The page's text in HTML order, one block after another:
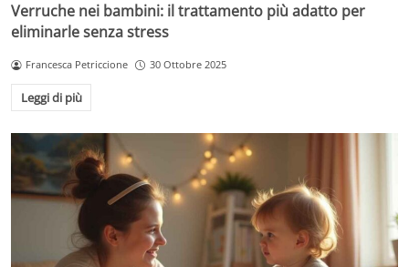
Verruche nei bambini: il trattamento più adatto per
eliminarle senza stress
Francesca Petriccione 30 Ottobre 2025
Leggi di più